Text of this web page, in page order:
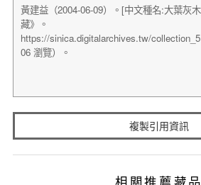
複製引用資訊
相關推薦藏品